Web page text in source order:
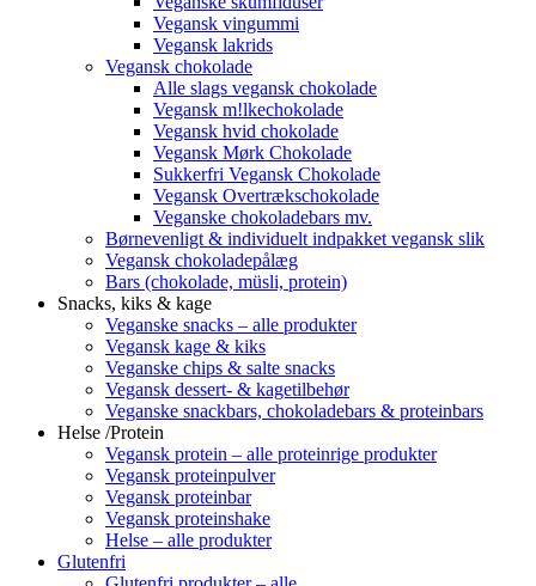
Vegansk vingummi
Vegansk lakrids
Vegansk chokolade
Alle slags vegansk chokolade
Vegansk m!lkechokolade
Vegansk hvid chokolade
Vegansk Mørk Chokolade
Sukkerfri Vegansk Chokolade
Vegansk Overtrækschokolade
Veganske chokoladebars mv.
Børnevenligt & individuelt indpakket vegansk slik
Vegansk chokoladepålæg
Bars (chokolade, müsli, protein)
Snacks, kiks & kage
Veganske snacks – alle produkter
Vegansk kage & kiks
Veganske chips & salte snacks
Vegansk dessert- & kagetilbehør
Veganske snackbars, chokoladebars & proteinbars
Helse /Protein
Vegansk protein – alle proteinrige produkter
Vegansk proteinpulver
Vegansk proteinbar
Vegansk proteinshake
Helse – alle produkter
Glutenfri